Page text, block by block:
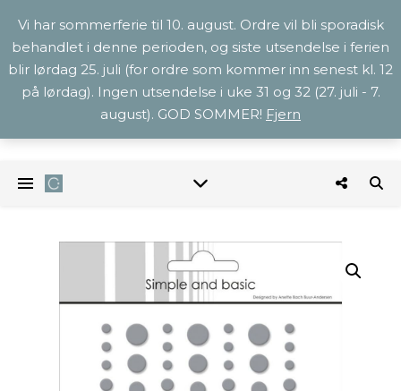
Vi har sommerferie til 10. august. Ordre vil bli sporadisk
behandlet i denne perioden, og siste utsendelse i ferien
blir lørdag 25. juli (for ordre som kommer inn senest kl. 12
på lørdag). Ingen utsendelse i uke 31 og 32 (27. juli - 7.
august). GOD SOMMER! Fjern